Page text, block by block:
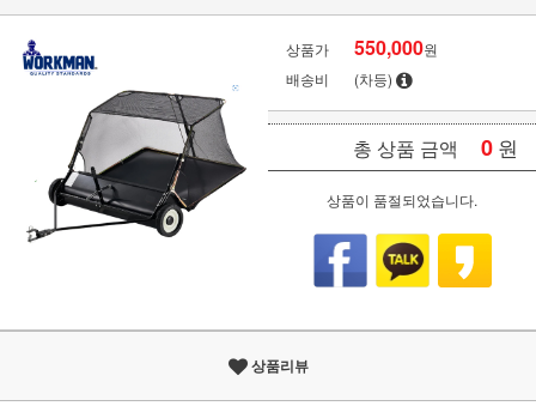
상품가 550,000원
배송비
(차등)
총 상품 금액 0 원
상품이 품절되었습니다.
상품리뷰